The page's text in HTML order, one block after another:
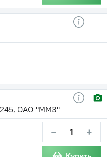
245, ОАО "ММЗ"
− +